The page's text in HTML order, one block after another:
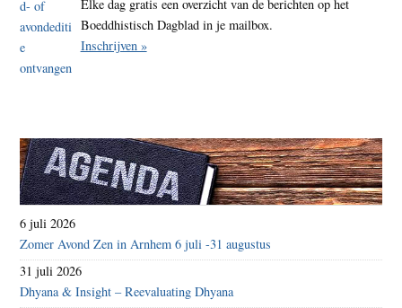
Elke dag gratis een overzicht van de berichten op het
Boeddhistisch Dagblad in je mailbox.
Inschrijven »
6 juli 2026
Zomer Avond Zen in Arnhem 6 juli -31 augustus
31 juli 2026
Dhyana & Insight – Reevaluating Dhyana